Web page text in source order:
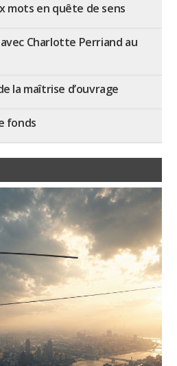
mots en quête de sens
Charlotte Perriand au
la maîtrise d’ouvrage
fonds